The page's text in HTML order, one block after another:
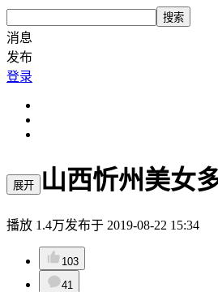
搜索
消息
发布
登录
展开 山西忻州美女
播放 1.4万发布于 2019-08-22 15:34
103
41